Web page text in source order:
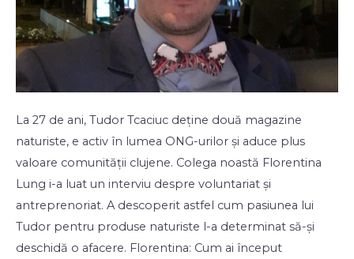
La 27 de ani, Tudor Tcaciuc deține două magazine
naturiste, e activ în lumea ONG-urilor și aduce plus
valoare comunității clujene. Colega noastă Florentina
Lung i-a luat un interviu despre voluntariat și
antreprenoriat. A descoperit astfel cum pasiunea lui
Tudor pentru produse naturiste l-a determinat să-și
deschidă o afacere. Florentina: Cum ai început